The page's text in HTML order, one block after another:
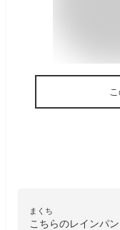
まくち
こちらのレインパ